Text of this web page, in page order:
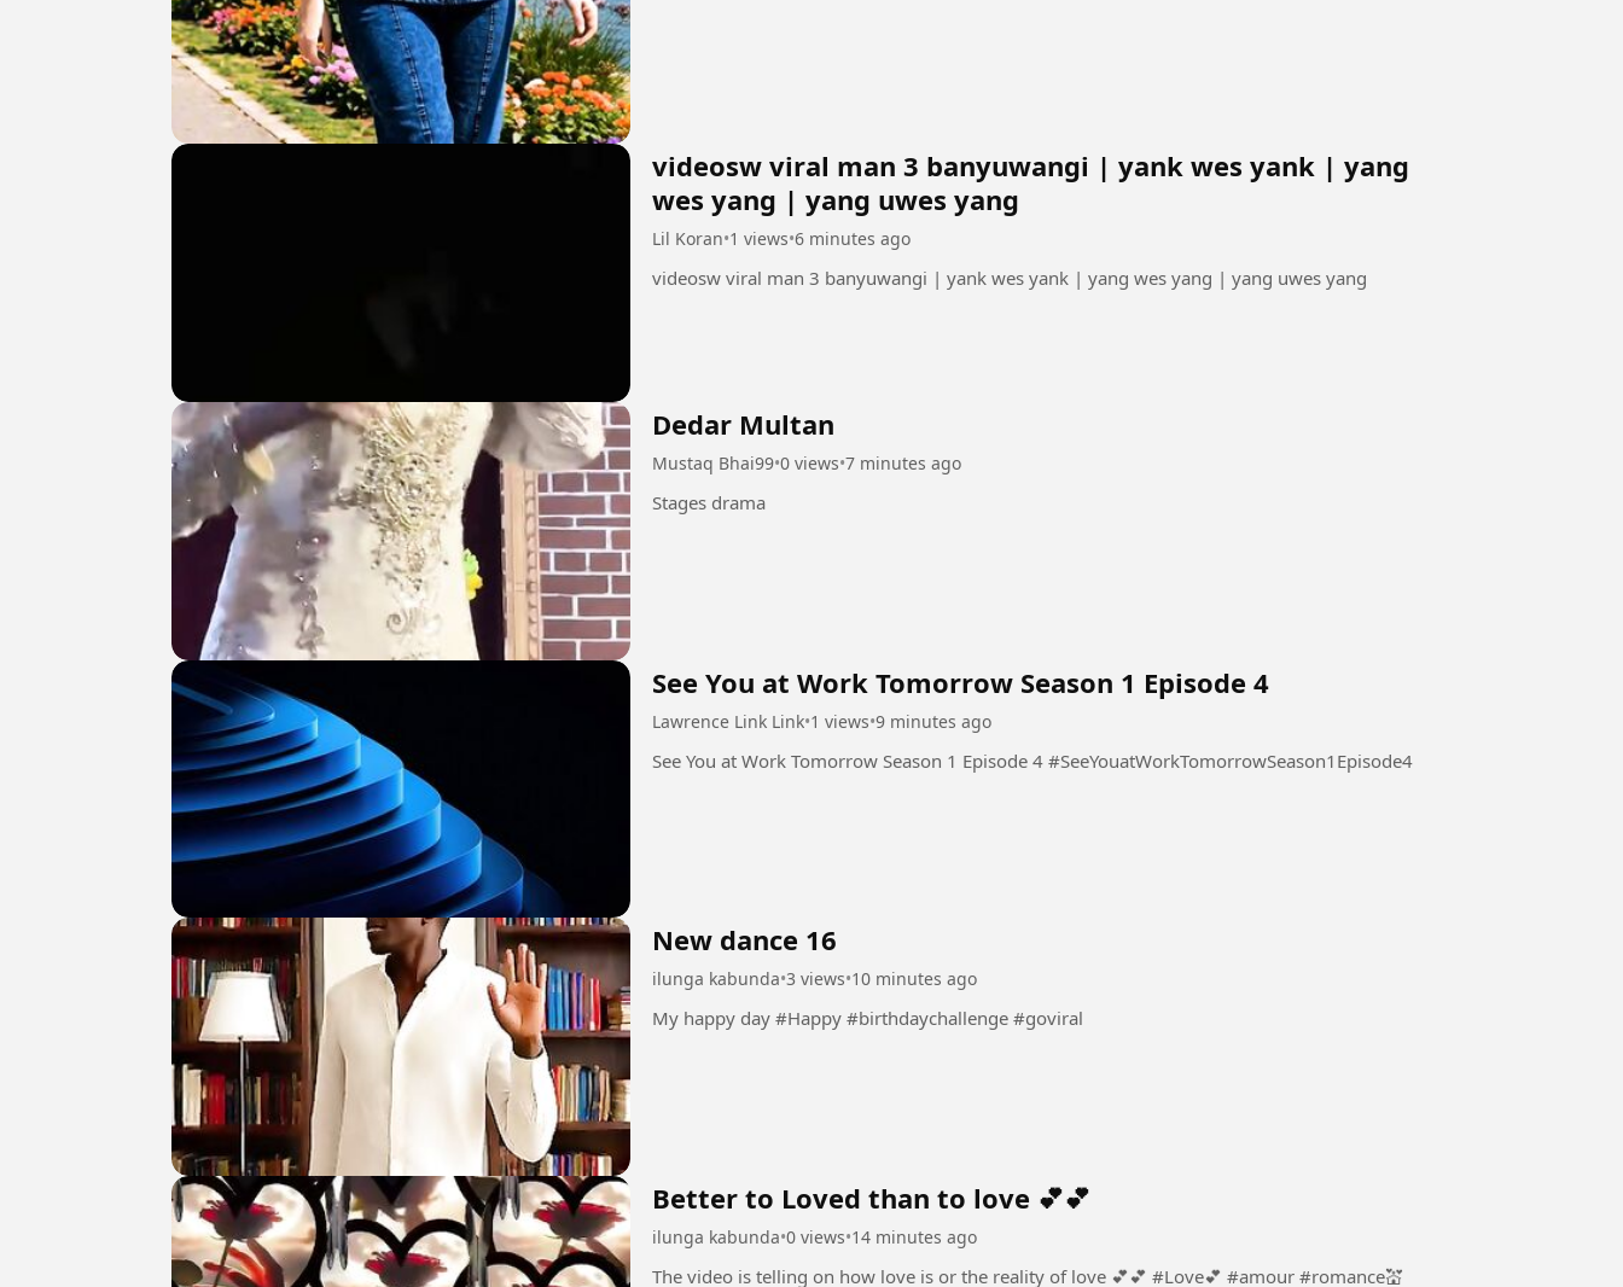
videosw viral man 3 banyuwangi | yank wes yank | yang
wes yang | yang uwes yang
Lil Koran•1 views•6 minutes ago
videosw viral man 3 banyuwangi | yank wes yank | yang wes yang | yang uwes yang
Dedar Multan
Mustaq Bhai99•0 views•7 minutes ago
Stages drama
See You at Work Tomorrow Season 1 Episode 4
Lawrence Link Link•1 views•9 minutes ago
See You at Work Tomorrow Season 1 Episode 4 #SeeYouatWorkTomorrowSeason1Episode4
New dance 16
ilunga kabunda•3 views•10 minutes ago
My happy day #Happy #birthdaychallenge #goviral
Better to Loved than to love 💕💕
ilunga kabunda•0 views•14 minutes ago
The video is telling on how love is or the reality of love 💕💕 #Love💕 #amour #romance💒